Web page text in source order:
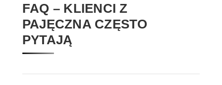
FAQ – KLIENCI Z
PAJĘCZNA CZĘSTO
PYTAJĄ